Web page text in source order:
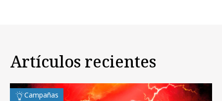
Artículos recientes
Campañas